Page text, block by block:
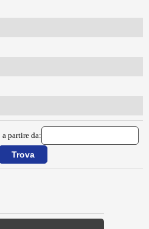
partire da: